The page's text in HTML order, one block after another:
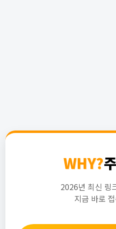
WHY?
2026년 최신 링
지금 바로